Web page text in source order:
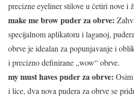
precizne eyeliner stilove u četiri nove i
make me brow puder za obrve:
specijalnom aplikatoru i laganoj,
obrve je idealan za popunjavanje i
i precizno definirane „wow“ obrve.
my must haves puder za obrve:
i lice, dva nova pudera za obrve se